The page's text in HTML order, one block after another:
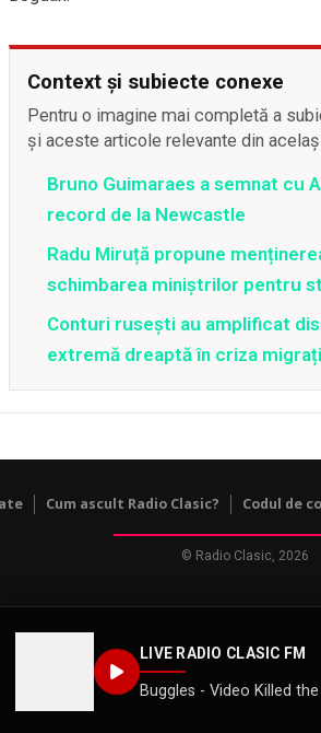
LIVE RADIO CLASIC FM
Buggles - Video Killed
Context și subiecte conexe
Pentru o imagine mai completă a
și aceste articole relevante din
Bruno Guimaraes a semnat cu
record de la Newcastle
Radu Miruță propune
schimbarea miniștrilor pentru
Conturi rusești au amplificat
extremă dreaptă în criza
Cum ascult Radio Clasic? Codul de
© Radio Clasic, 2026